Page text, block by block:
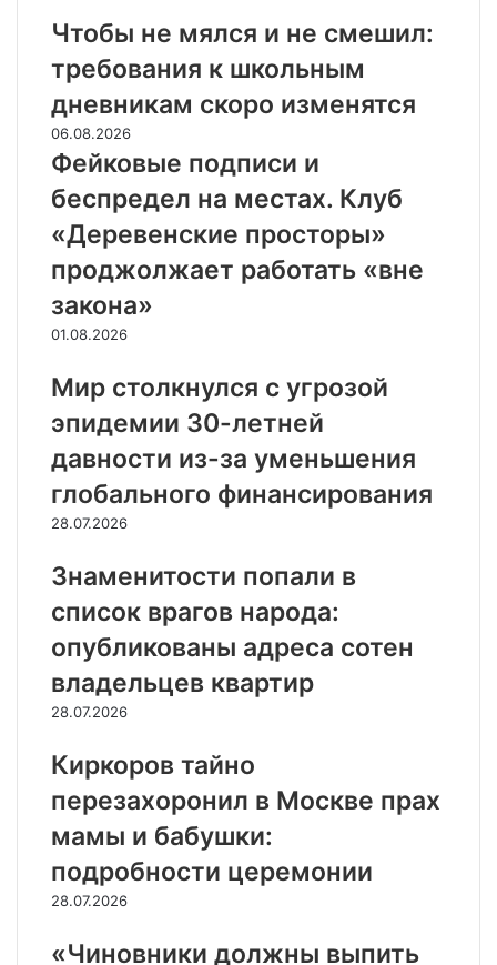
Чтобы не мялся и не смешил:
требования к школьным
дневникам скоро изменятся
06.08.2026
Фейковые подписи и
беспредел на местах. Клуб
«Деревенские просторы»
проджолжает работать «вне
закона»
01.08.2026
Мир столкнулся с угрозой
эпидемии 30-летней
давности из-за уменьшения
глобального финансирования
28.07.2026
Знаменитости попали в
список врагов народа:
опубликованы адреса сотен
владельцев квартир
28.07.2026
Киркоров тайно
перезахоронил в Москве прах
мамы и бабушки:
подробности церемонии
28.07.2026
«Чиновники должны выпить